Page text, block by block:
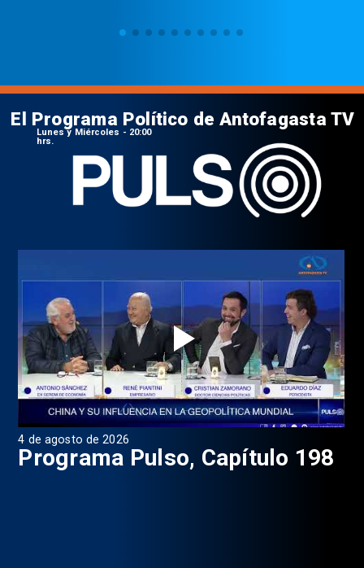
4 de agosto de 2026
Programa Pulso, Capítulo 198
El Programa Político de Antofagasta TV
Lunes y Miércoles - 20:00
hrs.